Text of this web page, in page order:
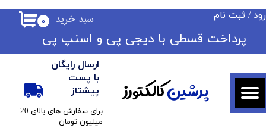
ارسال رایگان
با پست
پیشتاز
​برای سفارش های بالای 20
میلیون تومان
۰ سبد خرید / ثبت نام
حساب کاربری من
تغییر گذر واژه
سفارشات
خروج از حساب کاربری
​​پرداخت قسطی با دیجی پی ​​​​​​​و اسنپ پی
پرشینکالکتورز